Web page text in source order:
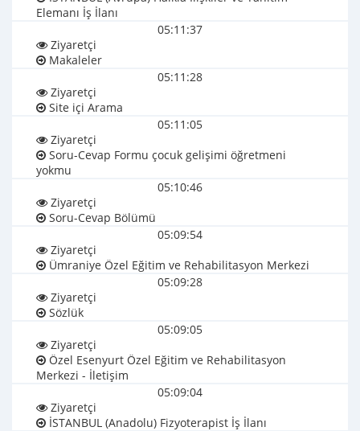
Elemanı İş İlanı
05:11:37
Ziyaretçi
Makaleler
05:11:28
Ziyaretçi
Site içi Arama
05:11:05
Ziyaretçi
Soru-Cevap Formu çocuk gelişimi öğretmeni
yokmu
05:10:46
Ziyaretçi
Soru-Cevap Bölümü
05:09:54
Ziyaretçi
Ümraniye Özel Eğitim ve Rehabilitasyon Merkezi
05:09:28
Ziyaretçi
Sözlük
05:09:05
Ziyaretçi
Özel Esenyurt Özel Eğitim ve Rehabilitasyon
Merkezi - İletişim
05:09:04
Ziyaretçi
İSTANBUL (Anadolu) Fizyoterapist İş İlanı